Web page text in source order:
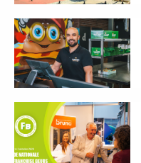
Lees
meer
meer